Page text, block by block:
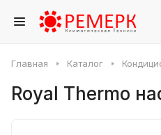
Главная Каталог
Royal Thermo